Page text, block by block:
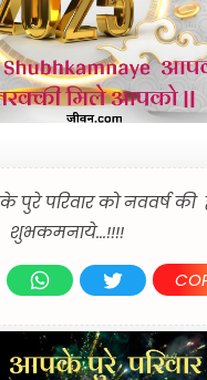
परिवार को नववर्ष की
शुभकमनाये...!!!!